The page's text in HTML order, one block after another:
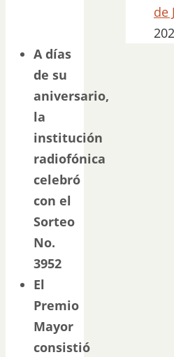
A días
de su
aniversario,
la
institución
radiofónica
celebró
con el
Sorteo
No.
3952
El
Premio
Mayor
consistió
de